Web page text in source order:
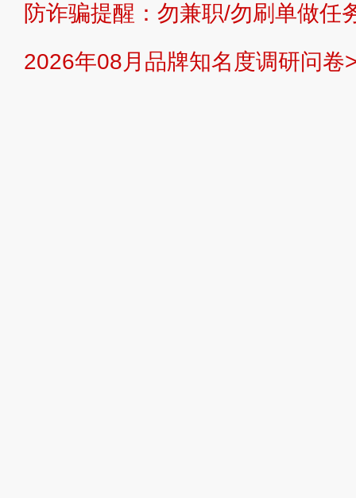
提交说明： 快速提交发布>> 提交品
防诈骗提醒：勿兼职/勿刷单做任
2026年08月品牌知名度调研问卷